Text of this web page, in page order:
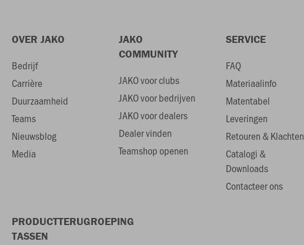
OVER JAKO
Bedrijf
Carrière
Duurzaamheid
Teams
Nieuwsblog
Media
JAKO
COMMUNITY
JAKO voor clubs
JAKO voor bedrijven
JAKO voor dealers
Dealer vinden
Teamshop openen
SERVICE
FAQ
Materiaalinfo
Matentabel
Leveringen
Retouren & Klachten
Catalogi &
Downloads
Contacteer ons
PRODUCTTERUGROEPING
TASSEN